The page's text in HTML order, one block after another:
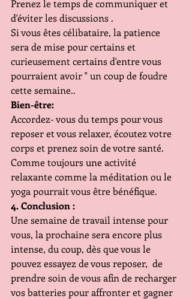
Prenez le temps de communiquer et
d'éviter les discussions .
Si vous êtes célibataire, la patience
sera de mise pour certains et
curieusement certains d'entre vous
pourraient avoir " un coup de foudre
cette semaine..
Bien-être:
Accordez- vous du temps pour vous
reposer et vous relaxer, écoutez votre
corps et prenez soin de votre santé.
Comme toujours une activité
relaxante comme la méditation ou le
yoga pourrait vous être bénéfique.
4. Conclusion :
Une semaine de travail intense pour
vous, la prochaine sera encore plus
intense, du coup, dès que vous le
pouvez essayez de vous reposer,  de
prendre soin de vous afin de recharger
vos batteries pour affronter et gagner